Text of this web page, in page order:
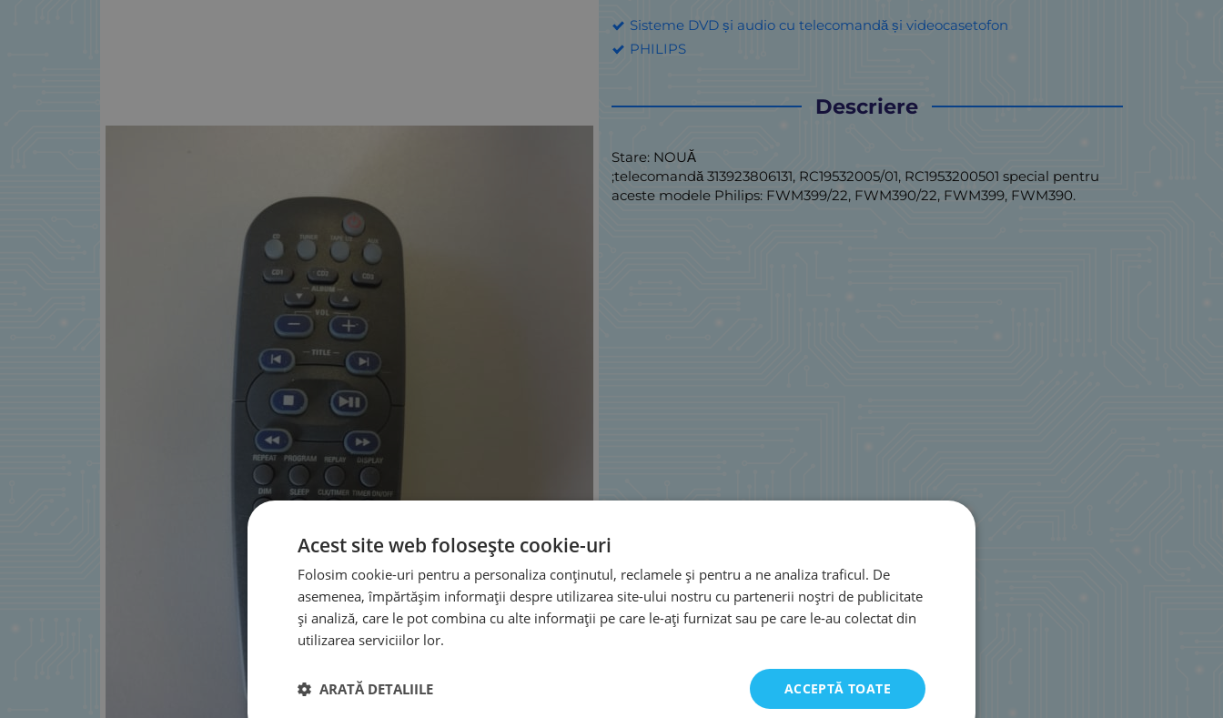
Sisteme DVD și audio cu telecomandă și videocasetofon
PHILIPS
Descriere
Stare: NOUĂ
;telecomandă 313923806131, RC19532005/01, RC1953200501 special pentru
aceste modele Philips: FWM399/22, FWM390/22, FWM399, FWM390.
Acest site web folosește cookie-uri
Folosim cookie-uri pentru a personaliza conținutul, reclamele și pentru a ne analiza traficul. De
asemenea, împărtășim informații despre utilizarea site-ului nostru cu partenerii noștri de publicitate
și analiză, care le pot combina cu alte informații pe care le-ați furnizat sau pe care le-au colectat din
utilizarea serviciilor lor.
ACCEPTĂ TOATE
ARATĂ DETALIILE